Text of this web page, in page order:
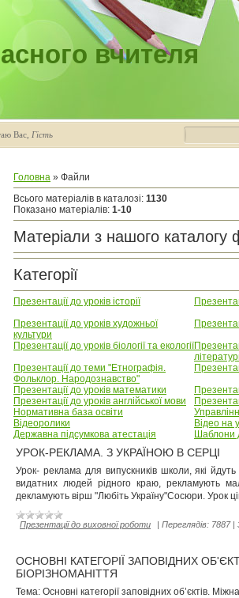
вчителя
Вас Гість
Головна » Файли
Всього матеріалів в каталозі: 1130
Показано матеріалів: 1-10
Матеріали з нашого каталогу
Категорії
Презентації до уроків історії
Презентації до уроків художньої
культури
Презентації до уроків біології та екології
Презентації до теми "Етнографія.
Фольклор. Народознавство"
Презентації до уроків математики
Презентації до уроків англійської мови
Нормативна база освіти
Відеоролики
Відео на
Державна підсумкова атестація
Шаблони
УРОК-РЕКЛАМА. З УКРАЇНОЮ В СЕРЦІ
Урок- реклама для випускників школи, які
видатних людей рідного краю, рекламують
декламують вірш "Любіть Україну"Сосюри. Урок
Презентації до виховної роботи | Переглядів: 7887|
ОСНОВНІ КАТЕГОРІЇ ЗАПОВІДНИХ
БІОРІЗНОМАНІТТЯ
Тема: Основні категорії заповідних об’єктів.